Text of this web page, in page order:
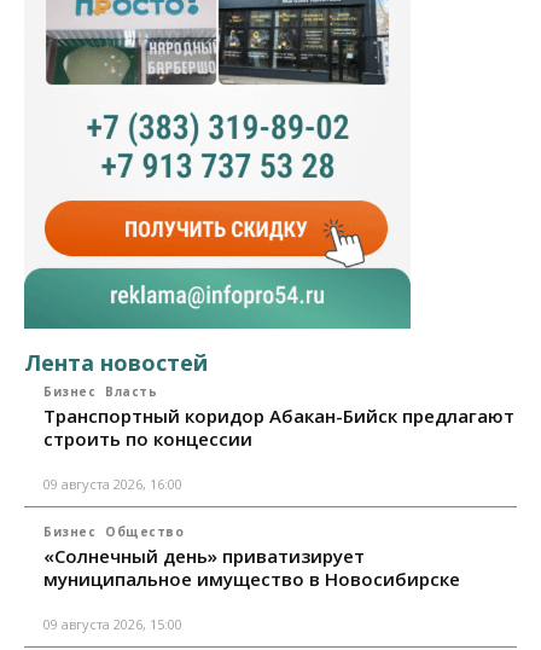
Лента новостей
Бизнес Власть
Транспортный коридор Абакан-Бийск предлагают
строить по концессии
09 августа 2026, 16:00
Бизнес Общество
«Солнечный день» приватизирует
муниципальное имущество в Новосибирске
09 августа 2026, 15:00